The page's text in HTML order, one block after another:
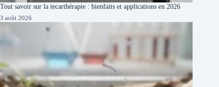
Tout savoir sur la tecarthérapie : bienfaits et applications en 2026
3 août 2026